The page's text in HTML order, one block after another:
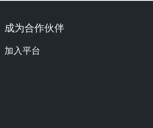
成为合作伙伴
加入平台